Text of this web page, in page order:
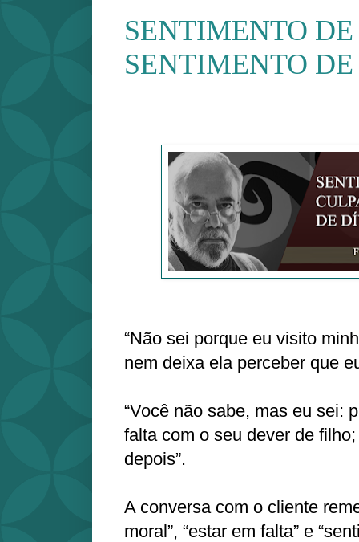
SENTIMENTO
SENTIMENTO
“Não sei porque eu visito
nem deixa ela perceber que
“Você não sabe, mas eu sei:
falta com o seu dever de
depois”.
A conversa com o cliente
moral”, “estar em falta” e